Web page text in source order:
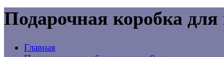
Подарочная коробка
Главная